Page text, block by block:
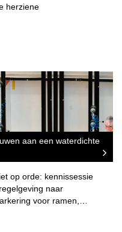
herziene
aan een waterdichte
op orde: kennissessie
naar
voor ramen,…